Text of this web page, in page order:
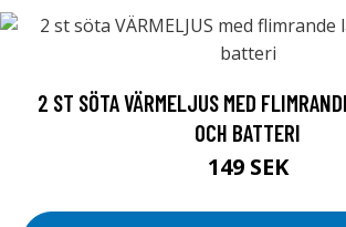
2 ST SÖTA VÄRMELJUS MED
OCH BATTERI
149 SEK